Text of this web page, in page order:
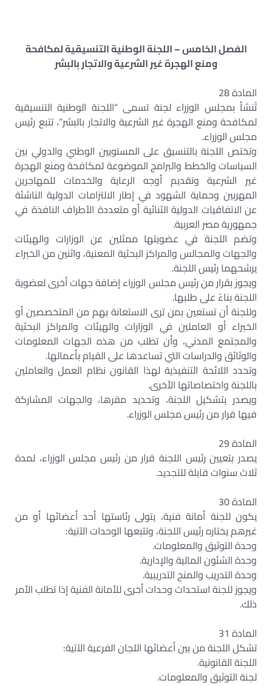
الفصل الخامس – اللجنة الوطنية التنسيقية لمكافحة
ومنع الهجرة غير الشرعية والاتجار بالبشر
المادة 28
تُنشأ بمجلس الوزراء لجنة تسمى “اللجنة الوطنية التنسيقية
لمكافحة ومنع الهجرة غير الشرعية والاتجار بالبشر”، تتبع رئيس
مجلس الوزراء.
وتختص اللجنة بالتنسيق على المستويين الوطني والدولي بين
السياسات والخطط والبرامج الموضوعة لمكافحة ومنع الهجرة
غير الشرعية وتقديم أوجه الرعاية والخدمات للمهاجرين
المهربين وحماية الشهود في إطار الالتزامات الدولية الناشئة
عن الاتفاقيات الدولية الثنائية أو متعددة الأطراف النافذة في
جمهورية مصر العربية.
وتضم اللجنة في عضويتها ممثلين عن الوزارات والهيئات
والجهات والمجالس والمراكز البحثية المعنية، واثنين من الخبراء
يرشحهما رئيس اللجنة.
ويجوز بقرار من رئيس مجلس الوزراء إضافة جهات أخرى لعضوية
اللجنة بناءً على طلبها.
وللجنة أن تستعين بمن ترى الاستعانة بهم من المتخصصين أو
الخبراء أو العاملين في الوزارات والهيئات والمراكز البحثية
والمجتمع المدني، وأن تطلب من هذه الجهات المعلومات
والوثائق والدراسات التي تساعدها على القيام بأعمالها.
وتحدد اللائحة التنفيذية لهذا القانون نظام العمل والعاملين
باللجنة واختصاصاتها الأخرى.
ويصدر بتشكيل اللجنة، وتحديد مقرها، والجهات المشاركة
فيها قرار من رئيس مجلس الوزراء.
المادة 29
يصدر بتعيين رئيس اللجنة قرار من رئيس مجلس الوزراء، لمدة
ثلاث سنوات قابلة للتجديد.
المادة 30
يكون للجنة أمانة فنية، يتولى رئاستها أحد أعضائها أو من
غيرهم يختاره رئيس اللجنة، وتتبعها الوحدات الآتية:
وحدة التوثيق والمعلومات.
وحدة الشئون المالية والإدارية.
وحدة التدريب والمنح التدريبية.
ويجوز للجنة استحداث وحدات أخرى للأمانة الفنية إذا تطلب الأمر
ذلك.
المادة 31
تشكل اللجنة من بين أعضائها اللجان الفرعية الآتية:
اللجنة القانونية.
لجنة التوثيق والمعلومات.